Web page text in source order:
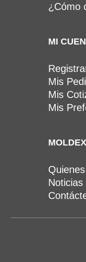
¿Cómo
MI
Mis
Mis
Mis
MOLDEX